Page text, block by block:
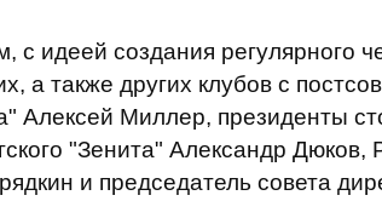
с идеей создания регулярного
а также других клубов с
Алексей Миллер, президенты
"Зенита" Александр
и председатель совета